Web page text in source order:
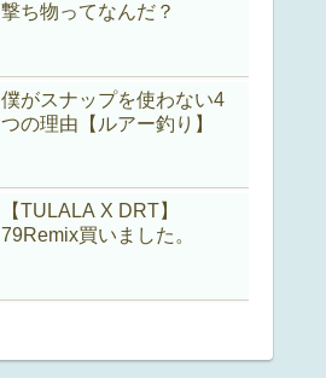
撃ち物ってなんだ？
僕がスナップを使わない4
つの理由【ルアー釣り】
【TULALA X DRT】
79Remix買いました。